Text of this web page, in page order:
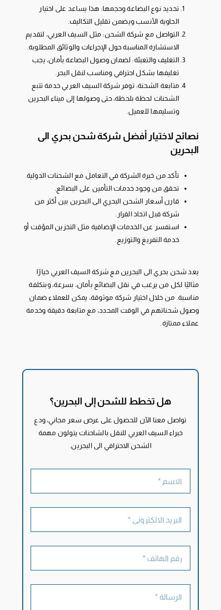
تحديد نوع البضاعة وحجمها: هذا يساعد على اختيار
الحاوية الأنسب ويضمن تقليل التكاليف.
التواصل مع شركة الشحن: مثل السيف العربي، لتقديم
الاستشارة المناسبة حول الإجراءات والوثائق المطلوبة.
التغليف والتعبئة: لضمان وصول البضاعة بأمان، يجب
تغليفها بشكل احترافي ومناسب لنقل البحر.
متابعة الشحنة: توفر شركة السيف العربي خدمة تتبع
الشحنات لحظة بلحظة، حتى وصولها إلى ميناء البحرين
وتسليمها للعميل.
نصائح لاختيار أفضل شركة شحن بحري الى
البحرين
تأكد من خبرة الشركة في التعامل مع الشحنات الدولية.
تحقق من وجود خدمات التأمين على البضائع.
قارن أسعار الشحن البحري الى البحرين بين أكثر من
شركة قبل اتخاذ القرار.
استفسر عن الخدمات الإضافية مثل التخزين المؤقت أو
خدمة التفريغ والتوزيع.
يعد شحن بحري الى البحرين مع شركة السيف العربي خيارًا
مثاليًا لكل من يرغب في نقل البضائع بأمان، بسرعة، وبتكلفة
مناسبة. من خلال اختيار شركة موثوقة، يمكن للعملاء ضمان
وصول شحناتهم في الوقت المحدد، مع متابعة دقيقة وخدمة
عملاء ممتازة.
هل تخطط للشحن إلى البحرين؟
تواصل معنا الآن للحصول على عرض سعر مجاني، ودع
خبراء السيف العربي للنقل بالشاحنات يتولون مهمة
الشحن الاحترافي الى البحرين.